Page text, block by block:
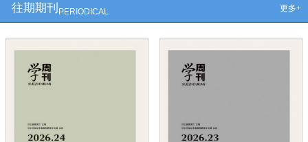
往期期刊 PERIODICAL 更多+